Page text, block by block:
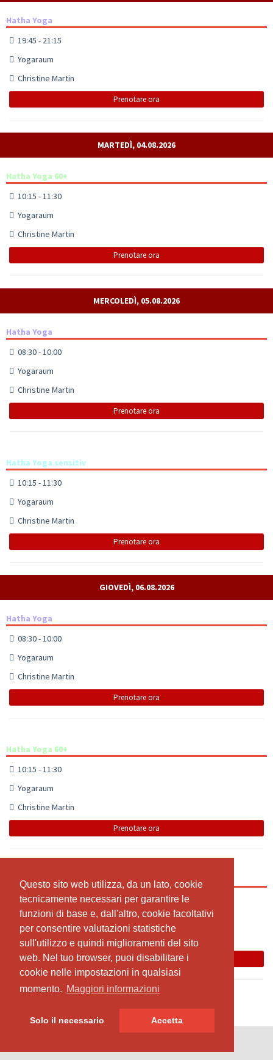
Questo sito web utilizza, da un lato, cookie
tecnicamente necessari per garantire le
funzioni di base e, dall'altro, cookie facoltativi
per consentire valutazioni statistiche
sull'utilizzo e quindi miglioramenti del sito
web. Nel tuo browser, puoi disabilitare i
cookie nelle impostazioni in qualsiasi
momento. Maggiori informazioni
Solo il necessario Accetta
Questo sito web utilizza, da un lato, cookie
tecnicamente necessari per garantire le
funzioni di base e, dall'altro, cookie facoltativi
per consentire valutazioni statistiche
sull'utilizzo e quindi miglioramenti del sito
web. Nel tuo browser, puoi disabilitare i
cookie nelle impostazioni in qualsiasi
momento. Maggiori informazioni
Solo il necessario Accetta
Hatha Yoga
19:45 - 21:15
Yogaraum
Christine Martin
Prenotare ora
MARTEDÌ, 04.08.2026
Hatha Yoga 60+
10:15 - 11:30
Yogaraum
Christine Martin
Prenotare ora
MERCOLEDÌ, 05.08.2026
Hatha Yoga
08:30 - 10:00
Yogaraum
Christine Martin
Prenotare ora
Hatha Yoga sensitiv
10:15 - 11:30
Yogaraum
Christine Martin
Prenotare ora
GIOVEDÌ, 06.08.2026
Hatha Yoga
08:30 - 10:00
Yogaraum
Christine Martin
Prenotare ora
Hatha Yoga 60+
10:15 - 11:30
Yogaraum
Christine Martin
Prenotare ora
Hatha Yoga 80+
16:00 - 17:00
Yogaraum
Christine Martin
Prenotare ora